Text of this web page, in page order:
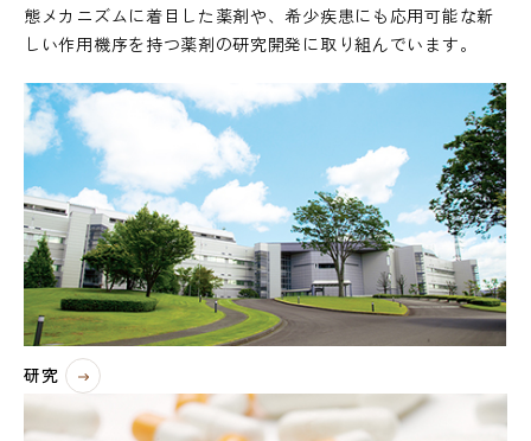
態メカニズムに着目した薬剤や、希少疾患にも応用可能な新
しい作用機序を持つ薬剤の研究開発に取り組んでいます。
研究